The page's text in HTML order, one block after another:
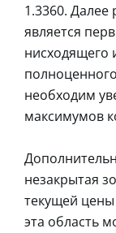
1.3360.
является
нисходящего
необходим
максимумов
незакрытая
текущей
эта область